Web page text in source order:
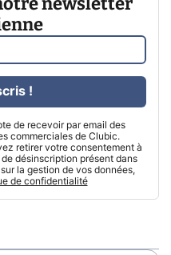
de recevoir par email des
commerciales de Clubic.
retirer votre consentement à
désinscription présent dans
la gestion de vos données,
de confidentialité
!